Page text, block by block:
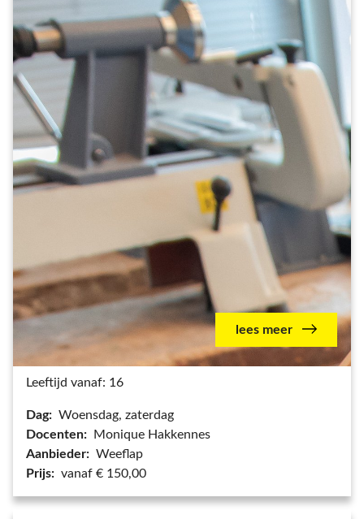
lees meer
Leeftijd vanaf: 16
Dag: Woensdag, zaterdag
Docenten:
Monique Hakkennes
Aanbieder: Weeflap
Prijs: vanaf € 150,00